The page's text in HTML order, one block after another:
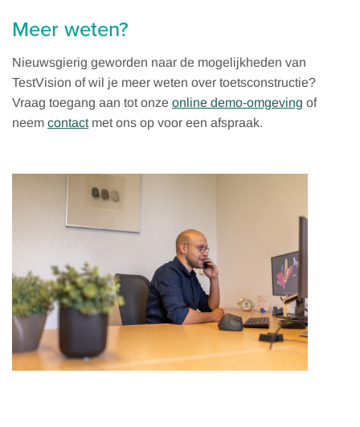
Meer weten?
Nieuwsgierig geworden naar de mogelijkheden van
TestVision of wil je meer weten over toetsconstructie?
Vraag toegang aan tot onze online demo-omgeving of
neem contactmet ons op voor een afspraak.